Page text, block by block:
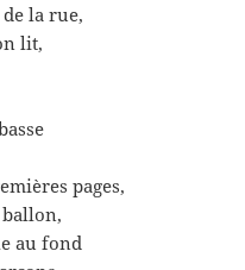
la rue,
lit,
pages,
au fond